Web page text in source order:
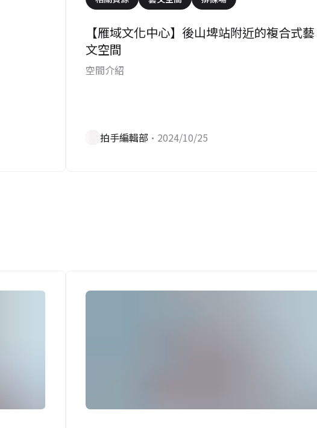
【雁域文化中心】後山埤站附近的複合式藝
文空間
空間介紹
拍手編輯部 •2024/10/25